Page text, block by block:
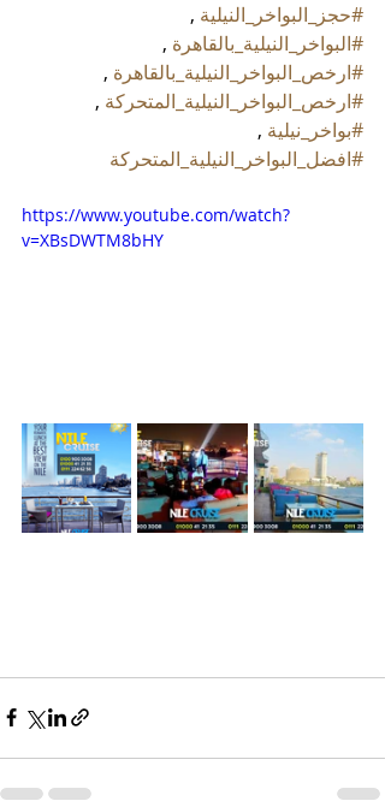
#حجز_البواخر_النيلية ,
#البواخر_النيلية_بالقاهرة ,
#ارخص_البواخر_النيلية_بالقاهرة ,
#ارخص_البواخر_النيلية_المتحركة ,
#بواخر_نيلية ,
#افضل_البواخر_النيلية_المتحركة
https://www.youtube.com/watch?
v=XBsDWTM8bHY